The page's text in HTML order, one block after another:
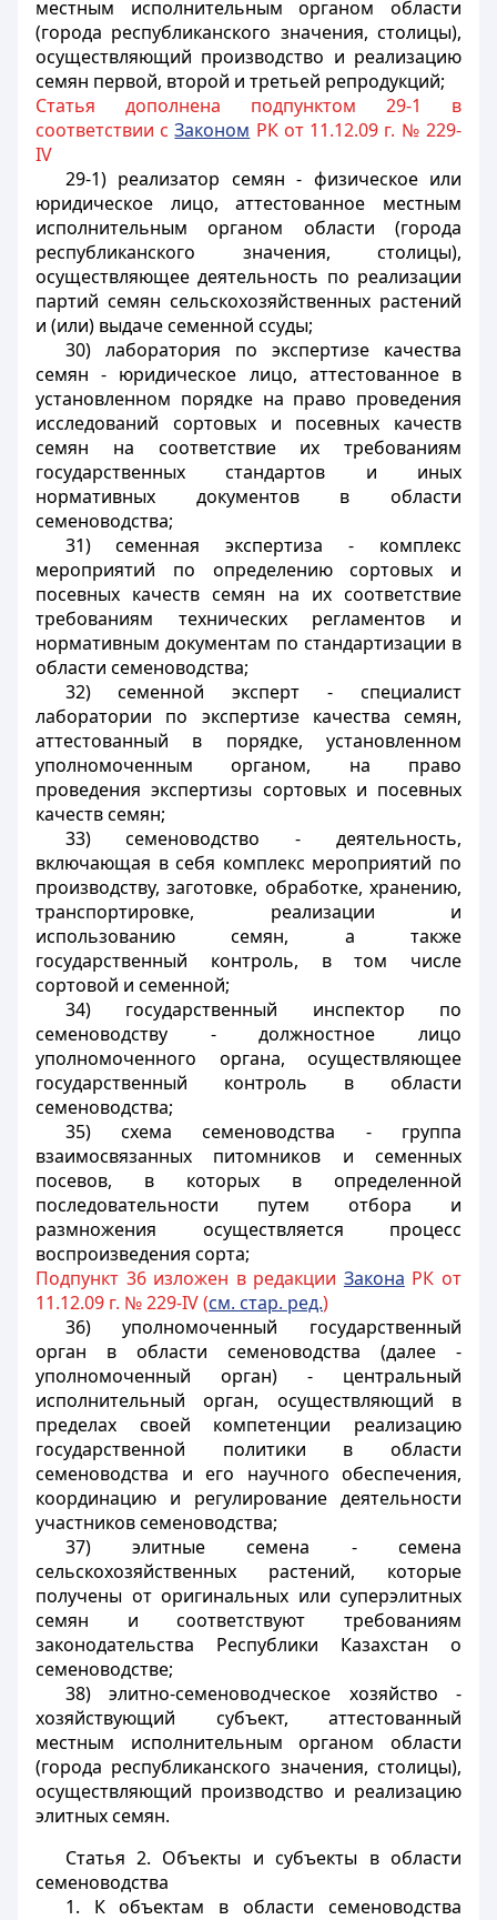
местным исполнительным органом области
(города республиканского значения, столицы),
осуществляющий производство и реализацию
семян первой, второй и третьей репродукций;
Статья дополнена подпунктом 29-1 в
соответствии сЗаконом РК от 11.12.09 г. № 229-
IV
29-1) реализатор семян - физическое или
юридическое лицо, аттестованное местным
исполнительным органом области (города
республиканского значения, столицы),
осуществляющее деятельность по реализации
партий семян сельскохозяйственных растений
и (или) выдаче семенной ссуды;
30) лаборатория по экспертизе качества
семян - юридическое лицо, аттестованное в
установленном порядке на право проведения
исследований сортовых и посевных качеств
семян на соответствие их требованиям
государственных стандартов и иных
нормативных документов в области
семеноводства;
31) семенная экспертиза - комплекс
мероприятий по определению сортовых и
посевных качеств семян на их соответствие
требованиям технических регламентов и
нормативным документам по стандартизации в
области семеноводства;
32) семенной эксперт - специалист
лаборатории по экспертизе качества семян,
аттестованный в порядке, установленном
уполномоченным органом, на право
проведения экспертизы сортовых и посевных
качеств семян;
33) семеноводство - деятельность,
включающая в себя комплекс мероприятий по
производству, заготовке, обработке, хранению,
транспортировке, реализации и
использованию семян, а также
государственный контроль, в том числе
сортовой и семенной;
34) государственный инспектор по
семеноводству - должностное лицо
уполномоченного органа, осуществляющее
государственный контроль в области
семеноводства;
35) схема семеноводства - группа
взаимосвязанных питомников и семенных
посевов, в которых в определенной
последовательности путем отбора и
размножения осуществляется процесс
воспроизведения сорта;
Подпункт 36 изложен в редакции Закона РК от
11.12.09 г. № 229-IV (см. стар. ред.)
36) уполномоченный государственный
орган в области семеноводства (далее -
уполномоченный орган) - центральный
исполнительный орган, осуществляющий в
пределах своей компетенции реализацию
государственной политики в области
семеноводства и его научного обеспечения,
координацию и регулирование деятельности
участников семеноводства;
37) элитные семена - семена
сельскохозяйственных растений, которые
получены от оригинальных или суперэлитных
семян и соответствуют требованиям
законодательства Республики Казахстан о
семеноводстве;
38) элитно-семеноводческое хозяйство -
хозяйствующий субъект, аттестованный
местным исполнительным органом области
(города республиканского значения, столицы),
осуществляющий производство и реализацию
элитных семян.
Статья 2. Объекты и субъекты в области
семеноводства
1. К объектам в области семеноводства